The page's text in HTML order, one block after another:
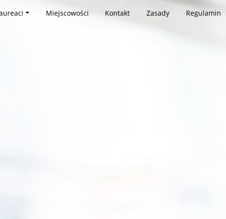
Miejscowości Kontakt Zasady Regulamin